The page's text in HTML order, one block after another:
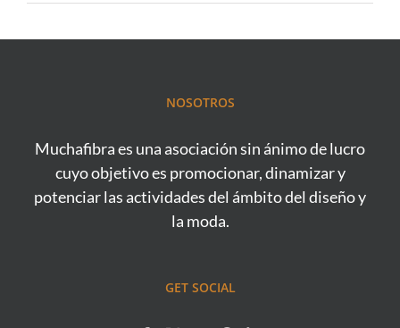
NOSOTROS
Muchafibra es una asociación sin ánimo de lucro
cuyo objetivo es promocionar, dinamizar y
potenciar las actividades del ámbito del diseño y
la moda.
GET SOCIAL